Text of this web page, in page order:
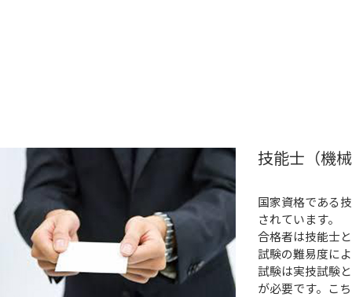
技能士（機
国家資格である
されています。
合格者は技能士
試験の難易度に
試験は実技試験
が必要です。こ